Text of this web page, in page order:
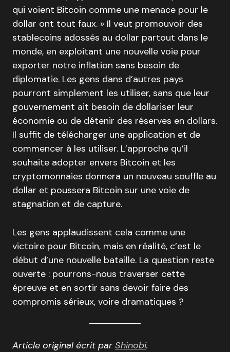
qui voient Bitcoin comme une menace pour le
dollar ont tout faux. » Il veut promouvoir des
stablecoins adossés au dollar partout dans le
monde, en exploitant une nouvelle voie pour
exporter notre inflation sans besoin de
diplomatie. Les gens dans d’autres pays
pourront simplement les utiliser, sans que leur
gouvernement ait besoin de dollariser leur
économie ou de détenir des réserves en dollars.
Il suffit de télécharger une application et de
commencer à les utiliser. L’approche qu’il
souhaite adopter envers Bitcoin et les
cryptomonnaies donnera un nouveau souffle au
dollar et poussera Bitcoin sur une voie de
stagnation et de capture.
Les gens applaudissent cela comme une
victoire pour Bitcoin, mais en réalité, c’est le
début d’une nouvelle bataille. La question reste
ouverte : pourrons-nous traverser cette
épreuve et en sortir sans devoir faire des
compromis sérieux, voire dramatiques ?
Article original écrit par Shinobi.